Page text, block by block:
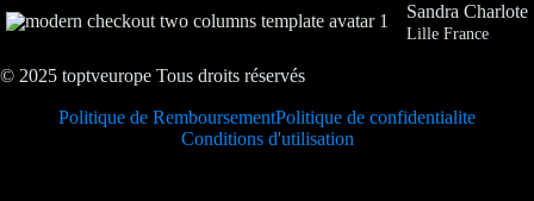
Sandra Charlote
Lille France
© 2025 toptveurope Tous droits réservés
Politique de RemboursementPolitique de confidentialite
Conditions d'utilisation